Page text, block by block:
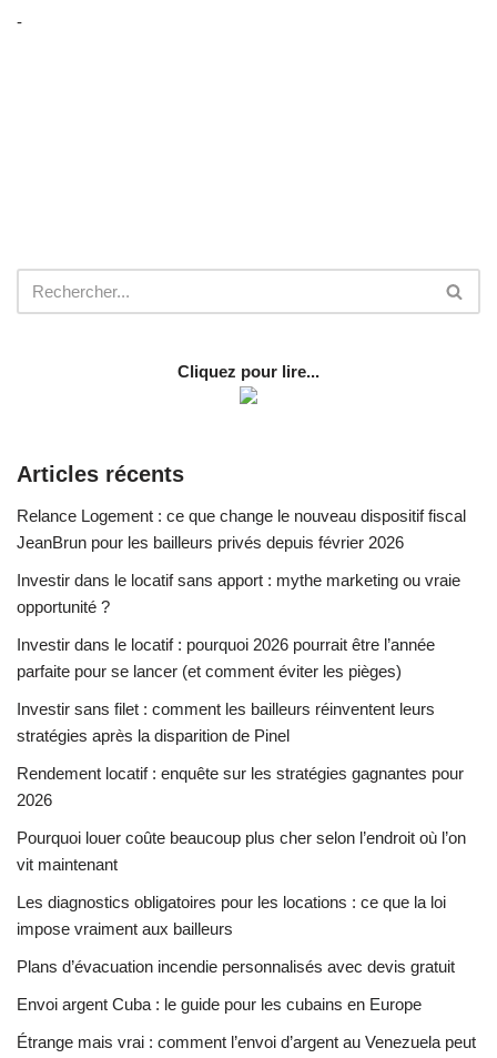
-
Cliquez pour lire...
Articles récents
Relance Logement : ce que change le nouveau dispositif fiscal
JeanBrun pour les bailleurs privés depuis février 2026
Investir dans le locatif sans apport : mythe marketing ou vraie
opportunité ?
Investir dans le locatif : pourquoi 2026 pourrait être l’année
parfaite pour se lancer (et comment éviter les pièges)
Investir sans filet : comment les bailleurs réinventent leurs
stratégies après la disparition de Pinel
Rendement locatif : enquête sur les stratégies gagnantes pour
2026
Pourquoi louer coûte beaucoup plus cher selon l’endroit où l’on
vit maintenant
Les diagnostics obligatoires pour les locations : ce que la loi
impose vraiment aux bailleurs
Plans d’évacuation incendie personnalisés avec devis gratuit
Envoi argent Cuba : le guide pour les cubains en Europe
Étrange mais vrai : comment l’envoi d’argent au Venezuela peut